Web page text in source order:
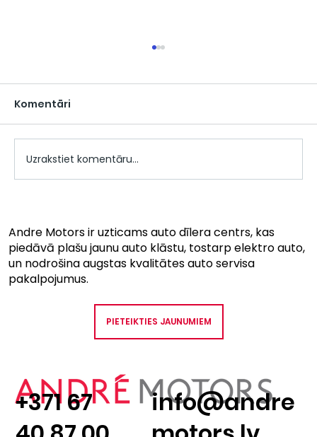
diena, Jums - svētku piedāvājums
Komentāri
Uzrakstiet komentāru...
Andre Motors ir uzticams auto dīlera centrs, kas
piedāvā plašu jaunu auto klāstu, tostarp elektro auto,
un nodrošina augstas kvalitātes auto servisa
pakalpojumus.
PIETEIKTIES JAUNUMIEM
+371 67
info@andre